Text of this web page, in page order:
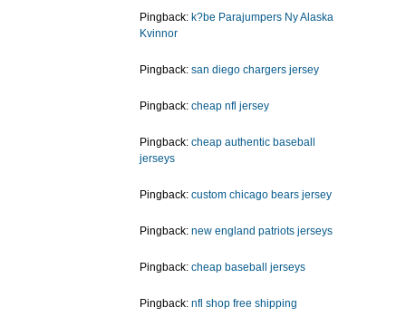
Pingback: k?be Parajumpers Ny Alaska
Kvinnor
Pingback: san diego chargers jersey
Pingback: cheap nfl jersey
Pingback: cheap authentic baseball
jerseys
Pingback: custom chicago bears jersey
Pingback: new england patriots jerseys
Pingback: cheap baseball jerseys
Pingback: nfl shop free shipping